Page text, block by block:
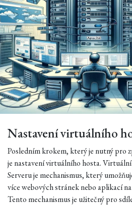
Nastavení virtuálního
Posledním krokem, který je nutný pro
je nastavení virtuálního hosta.
Serveru je mechanismus, který
více webových stránek nebo aplikací
Tento mechanismus je užitečný pro